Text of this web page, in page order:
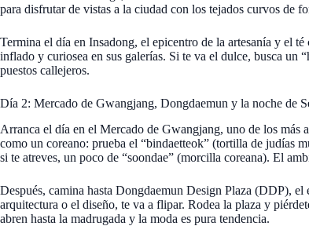
para disfrutar de vistas a la ciudad con los tejados curvos de
Termina el día en Insadong, el epicentro de la artesanía y el
inflado y curiosea en sus galerías. Si te va el dulce, busca un
puestos callejeros.
Día 2: Mercado de Gwangjang, Dongdaemun y la noche de
Arranca el día en el Mercado de Gwangjang, uno de los más
como un coreano: prueba el “bindaetteok” (tortilla de judías
si te atreves, un poco de “soondae” (morcilla coreana). El
Después, camina hasta Dongdaemun Design Plaza (DDP),
arquitectura o el diseño, te va a flipar. Rodea la plaza y
abren hasta la madrugada y la moda es pura tendencia.